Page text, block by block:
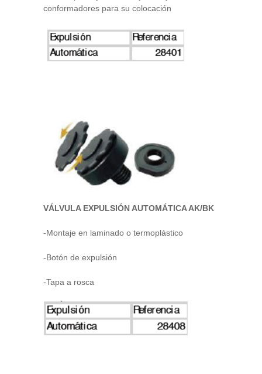
conformadores para su colocación
VÁLVULA EXPULSIÓN AUTOMÁTICA AK/BK
-Montaje en laminado o termoplástico
-Botón de expulsión
-Tapa a rosca